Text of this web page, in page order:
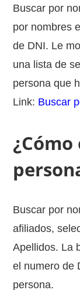
Buscar por
por nombres
de DNI. Le
una lista de
persona que
Link: Buscar
Buscar por
afiliados,
Apellidos. La
el numero de
persona.